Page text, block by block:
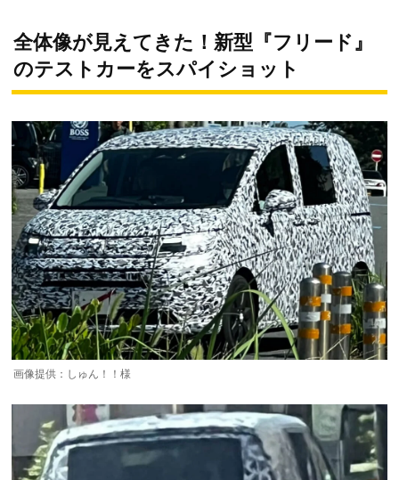
全体像が見えてきた！新型『フリード』
のテストカーをスパイショット
画像提供：しゅん！！様